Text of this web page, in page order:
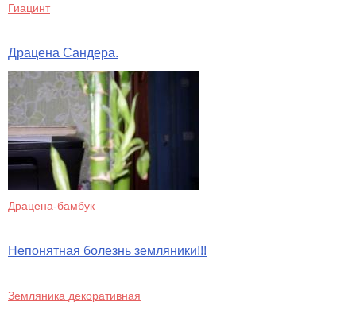
Гиацинт
Драцена Сандера.
Драцена-бамбук
Непонятная болезнь земляники!!!
Земляника декоративная